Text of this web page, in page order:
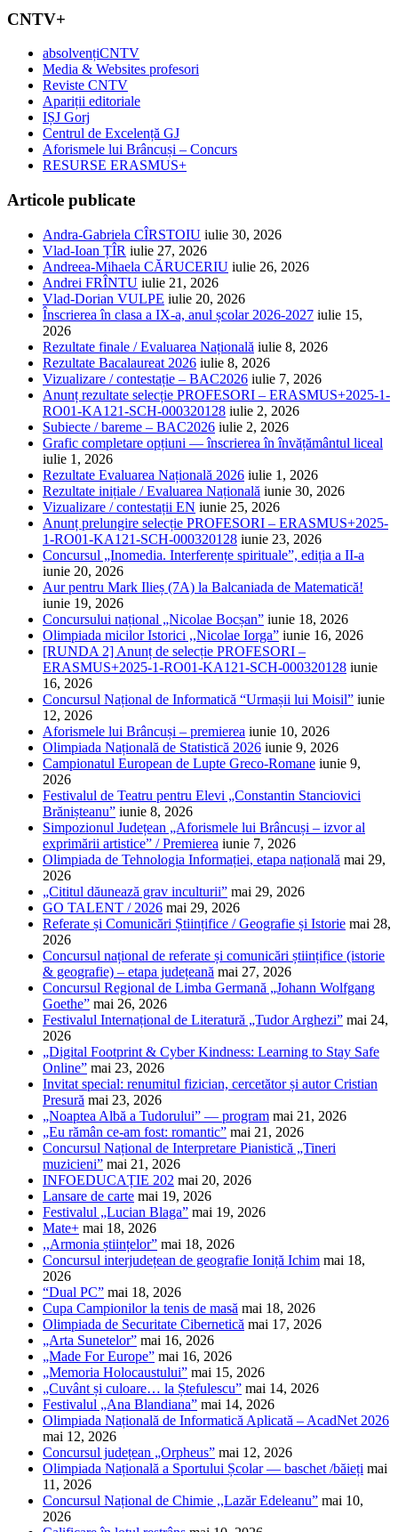
CNTV+
absolvențiCNTV
Media & Websites profesori
Reviste CNTV
Apariții editoriale
IȘJ Gorj
Centrul de Excelență GJ
Aforismele lui Brâncuși – Concurs
RESURSE ERASMUS+
Articole publicate
Andra-Gabriela CÎRSTOIU iulie 30, 2026
Vlad-Ioan ȚÎR iulie 27, 2026
Andreea-Mihaela CĂRUCERIU iulie 26, 2026
Andrei FRÎNTU iulie 21, 2026
Vlad-Dorian VULPE iulie 20, 2026
Înscrierea în clasa a IX-a, anul școlar 2026-2027 iulie 15,
2026
Rezultate finale / Evaluarea Națională iulie 8, 2026
Rezultate Bacalaureat 2026 iulie 8, 2026
Vizualizare / contestație – BAC2026 iulie 7, 2026
Anunț rezultate selecție PROFESORI – ERASMUS+2025-1-
RO01-KA121-SCH-000320128 iulie 2, 2026
Subiecte / bareme – BAC2026 iulie 2, 2026
Grafic completare opțiuni — înscrierea în învățământul liceal
iulie 1, 2026
Rezultate Evaluarea Națională 2026 iulie 1, 2026
Rezultate inițiale / Evaluarea Națională iunie 30, 2026
Vizualizare / contestații EN iunie 25, 2026
Anunț prelungire selecție PROFESORI – ERASMUS+2025-
1-RO01-KA121-SCH-000320128 iunie 23, 2026
Concursul „Inomedia. Interferențe spirituale”, ediția a II-a
iunie 20, 2026
Aur pentru Mark Ilieș (7A) la Balcaniada de Matematică!
iunie 19, 2026
Concursului național „Nicolae Bocșan” iunie 18, 2026
Olimpiada micilor Istorici ,,Nicolae Iorga” iunie 16, 2026
[RUNDA 2] Anunț de selecție PROFESORI –
ERASMUS+2025-1-RO01-KA121-SCH-000320128 iunie
16, 2026
Concursul Național de Informatică “Urmașii lui Moisil” iunie
12, 2026
Aforismele lui Brâncuși – premierea iunie 10, 2026
Olimpiada Națională de Statistică 2026 iunie 9, 2026
Campionatul European de Lupte Greco-Romane iunie 9,
2026
Festivalul de Teatru pentru Elevi „Constantin Stanciovici
Brănișteanu” iunie 8, 2026
Simpozionul Județean „Aforismele lui Brâncuși – izvor al
exprimării artistice” / Premierea iunie 7, 2026
Olimpiada de Tehnologia Informației, etapa națională mai 29,
2026
„Cititul dăunează grav inculturii” mai 29, 2026
GO TALENT / 2026 mai 29, 2026
Referate și Comunicări Științifice / Geografie și Istorie mai 28,
2026
Concursul național de referate și comunicări științifice (istorie
& geografie) – etapa județeană mai 27, 2026
Concursul Regional de Limba Germană „Johann Wolfgang
Goethe” mai 26, 2026
Festivalul Internațional de Literatură „Tudor Arghezi” mai 24,
2026
„Digital Footprint & Cyber Kindness: Learning to Stay Safe
Online” mai 23, 2026
Invitat special: renumitul fizician, cercetător și autor Cristian
Presură mai 23, 2026
„Noaptea Albă a Tudorului” — program mai 21, 2026
„Eu rămân ce-am fost: romantic” mai 21, 2026
Concursul Național de Interpretare Pianistică „Tineri
muzicieni” mai 21, 2026
INFOEDUCAȚIE 202 mai 20, 2026
Lansare de carte mai 19, 2026
Festivalul „Lucian Blaga” mai 19, 2026
Mate+ mai 18, 2026
,,Armonia științelor” mai 18, 2026
Concursul interjudețean de geografie Ioniță Ichim mai 18,
2026
“Dual PC” mai 18, 2026
Cupa Campionilor la tenis de masă mai 18, 2026
Olimpiada de Securitate Cibernetică mai 17, 2026
„Arta Sunetelor” mai 16, 2026
„Made For Europe” mai 16, 2026
„Memoria Holocaustului” mai 15, 2026
„Cuvânt și culoare… la Ștefulescu” mai 14, 2026
Festivalul „Ana Blandiana” mai 14, 2026
Olimpiada Națională de Informatică Aplicată – AcadNet 2026
mai 12, 2026
Concursul județean „Orpheus” mai 12, 2026
Olimpiada Națională a Sportului Școlar — baschet /băieți mai
11, 2026
Concursul Național de Chimie ,,Lazăr Edeleanu” mai 10,
2026